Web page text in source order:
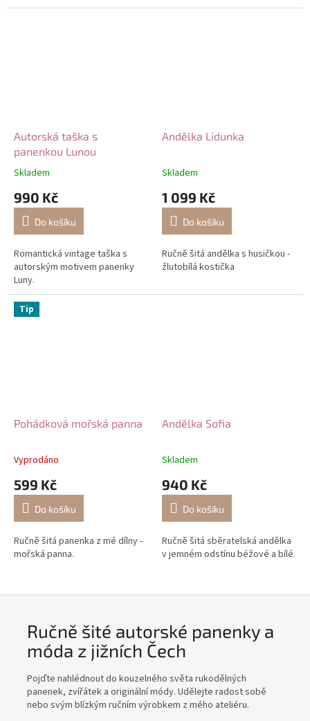
Autorská taška s
panenkou Lunou
Skladem
990 Kč
Do košíku
Romantická vintage taška s
autorským motivem panenky
Luny.
Andělka Lidunka
Skladem
1 099 Kč
Do košíku
Ručně šitá andělka s husičkou -
žlutobílá kostička
Tip
Pohádková mořská panna
Vyprodáno
599 Kč
Do košíku
Ručně šitá panenka z mé dílny -
mořská panna.
Andělka Sofia
Skladem
940 Kč
Do košíku
Ručně šitá sběratelská andělka
v jemném odstínu béžové a bílé.
Ručně šité autorské panenky a
móda z jižních Čech
Pojďte nahlédnout do kouzelného světa rukodělných
panenek, zvířátek a originální módy. Udělejte radost sobě
nebo svým blízkým ručním výrobkem z mého ateliéru.